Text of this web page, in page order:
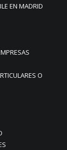
EN MADRID
O